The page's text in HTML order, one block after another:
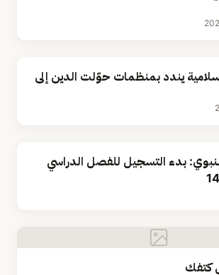
يندد بمنظمات حوّلت الدين إلى
بدء التسجيل للفصل الدراسي
كتفك